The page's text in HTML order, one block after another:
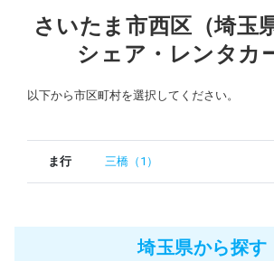
さいたま市西区（埼玉
シェア・レンタカ
以下から市区町村を選択してください。
ま行 三橋（1）
埼玉県から探す
特集
アプリの使い方